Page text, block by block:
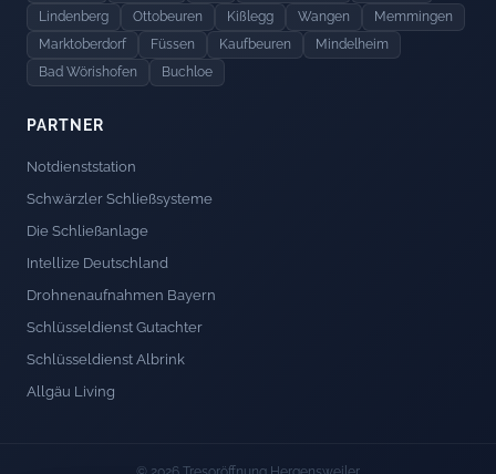
Lindenberg
Ottobeuren Kißlegg Wangen
Memmingen
Marktoberdorf
Füssen Kaufbeuren
Mindelheim
Bad Wörishofen
Buchloe
PARTNER
Notdienststation
Schwärzler Schließsysteme
Die Schließanlage
Intellize Deutschland
Drohnenaufnahmen Bayern
Schlüsseldienst Gutachter
Schlüsseldienst Albrink
Allgäu Living